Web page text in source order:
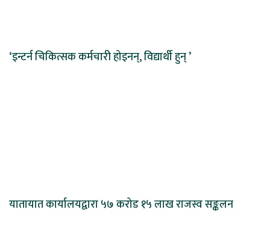
‘इन्टर्न चिकित्सक कर्मचारी होइनन्, विद्यार्थी हुन् ’
यातायात कार्यालयद्वारा ५७ करोड १५ लाख राजस्व सङ्कलन